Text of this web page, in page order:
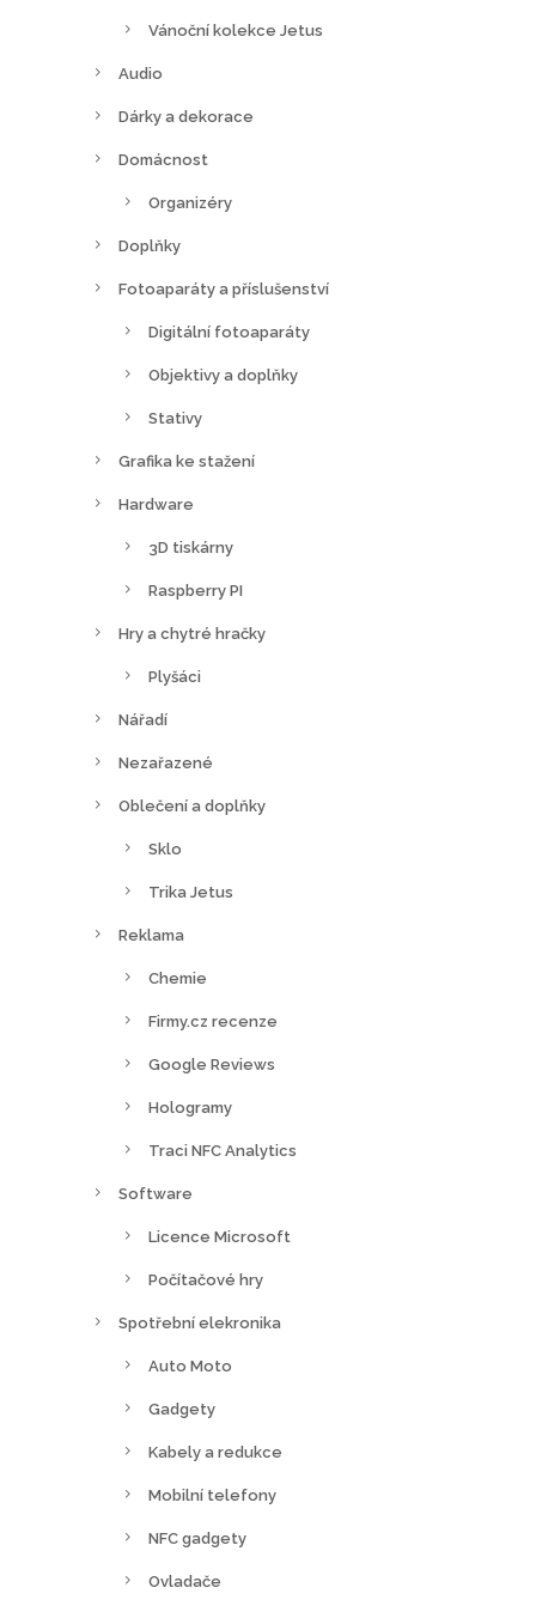
Vánoční kolekce Jetus
Audio
Dárky a dekorace
Domácnost
Organizéry
Doplňky
Fotoaparáty a příslušenství
Digitální fotoaparáty
Objektivy a doplňky
Stativy
Grafika ke stažení
Hardware
3D tiskárny
Raspberry PI
Hry a chytré hračky
Plyšáci
Nářadí
Nezařazené
Oblečení a doplňky
Sklo
Trika Jetus
Reklama
Chemie
Firmy.cz recenze
Google Reviews
Hologramy
Traci NFC Analytics
Software
Licence Microsoft
Počítačové hry
Spotřební elekronika
Auto Moto
Gadgety
Kabely a redukce
Mobilní telefony
NFC gadgety
Ovladače